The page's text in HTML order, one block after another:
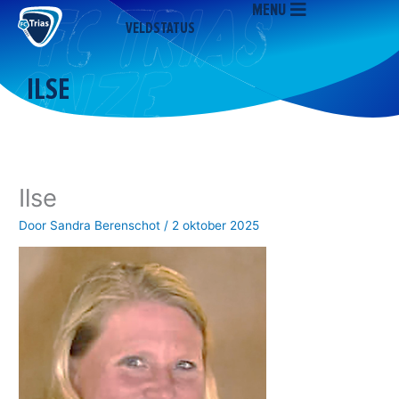
naar
inhoud
VELDSTATUS
MENU
ILSE
Ilse
Door Sandra Berenschot / 2 oktober 2025